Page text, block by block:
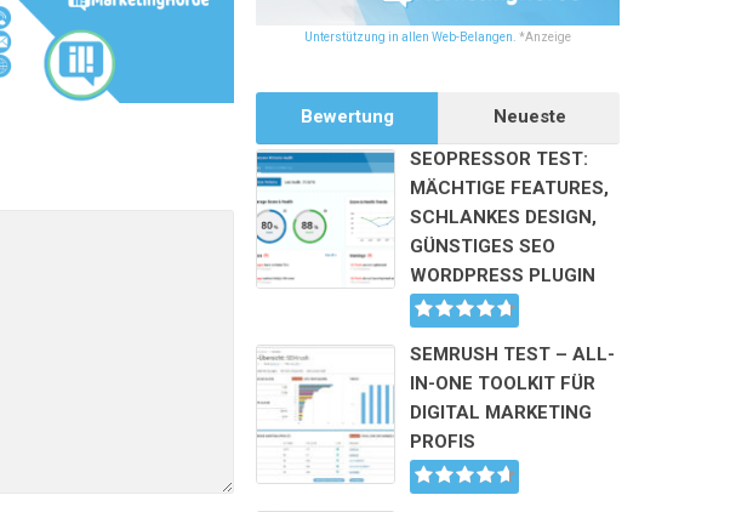
Alternative:
Unterstützung in allen Web-Belangen. *Anzeige
Bewertung
Neueste
SEOPRESSOR TEST:
MÄCHTIGE FEATURES,
SCHLANKES DESIGN,
GÜNSTIGES SEO
WORDPRESS PLUGIN
SEMRUSH TEST – ALL-
IN-ONE TOOLKIT FÜR
DIGITAL MARKETING
PROFIS